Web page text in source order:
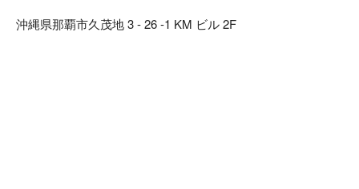
華、沖縄のジャンルを超えたフュージョン(融合)料理をご提
沖縄県那覇市久茂地 3 - 26 -1 KM ビル 2F